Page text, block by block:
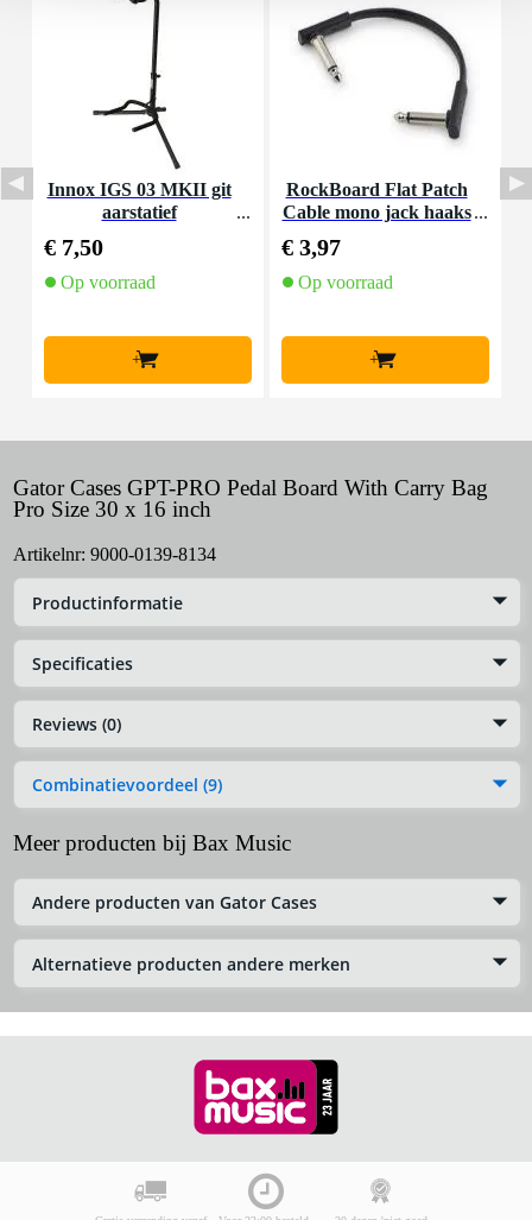
Innox IGS 03 MKII git
aarstatief
€ 7,50
Op voorraad
+
RockBoard Flat Patch
Cable mono jack haaks
€ 3,97
Op voorraad
+
Gator Cases GPT-PRO Pedal Board With Carry Bag
Pro Size 30 x 16 inch
Artikelnr: 9000-0139-8134
Productinformatie
Specificaties
Reviews (0)
Combinatievoordeel (9)
Meer producten bij Bax Music
Andere producten van Gator Cases
Alternatieve producten andere merken